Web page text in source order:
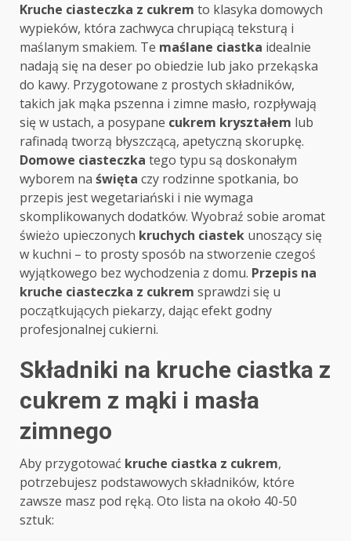
Kruche ciasteczka z cukrem to klasyka domowych
wypieków, która zachwyca chrupiącą teksturą i
maślanym smakiem. Te maślane ciastka idealnie
nadają się na deser po obiedzie lub jako przekąska
do kawy. Przygotowane z prostych składników,
takich jak mąka pszenna i zimne masło, rozpływają
się w ustach, a posypane cukrem kryształem lub
rafinadą tworzą błyszczącą, apetyczną skorupkę.
Domowe ciasteczka tego typu są doskonałym
wyborem na święta czy rodzinne spotkania, bo
przepis jest wegetariański i nie wymaga
skomplikowanych dodatków. Wyobraź sobie aromat
świeżo upieczonych kruchych ciastek unoszący się
w kuchni – to prosty sposób na stworzenie czegoś
wyjątkowego bez wychodzenia z domu. Przepis na
kruche ciasteczka z cukrem sprawdzi się u
początkujących piekarzy, dając efekt godny
profesjonalnej cukierni.
Składniki na kruche ciastka z
cukrem z mąki i masła
zimnego
Aby przygotować kruche ciastka z cukrem,
potrzebujesz podstawowych składników, które
zawsze masz pod ręką. Oto lista na około 40-50
sztuk: